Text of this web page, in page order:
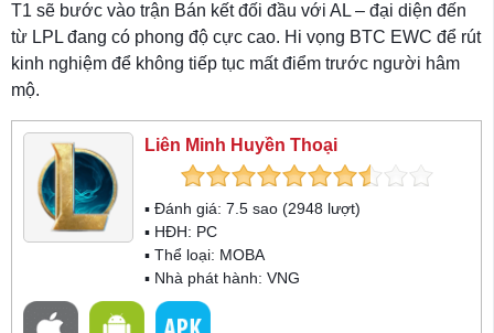
T1 sẽ bước vào trận Bán kết đối đầu với AL – đại diện đến
từ LPL đang có phong độ cực cao. Hi vọng BTC EWC để rút
kinh nghiệm để không tiếp tục mất điểm trước người hâm
mộ.
Liên Minh Huyền Thoại
▪ Đánh giá: 7.5 sao (2948 lượt)
▪ HĐH: PC
▪ Thể loại: MOBA
▪ Nhà phát hành: VNG